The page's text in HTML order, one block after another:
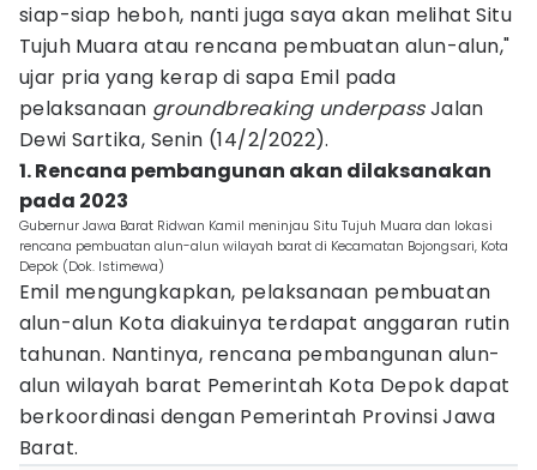
siap-siap heboh, nanti juga saya akan melihat Situ
Tujuh Muara atau rencana pembuatan alun-alun,"
ujar pria yang kerap di sapa Emil pada
pelaksanaan groundbreaking underpassJalan
Dewi Sartika, Senin (14/2/2022).
1. Rencana pembangunan akan dilaksanakan
pada 2023
Gubernur Jawa Barat Ridwan Kamil meninjau Situ Tujuh Muara dan lokasi
rencana pembuatan alun-alun wilayah barat di Kecamatan Bojongsari, Kota
Depok (Dok. Istimewa)
Emil mengungkapkan, pelaksanaan pembuatan
alun-alun Kota diakuinya terdapat anggaran rutin
tahunan. Nantinya, rencana pembangunan alun-
alun wilayah barat Pemerintah Kota Depok dapat
berkoordinasi dengan Pemerintah Provinsi Jawa
Barat.